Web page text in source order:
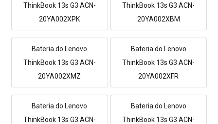
ThinkBook 13s G3 ACN-
20YA002XPK
ThinkBook 13s G3 ACN-
20YA002XBM
Bateria do Lenovo
ThinkBook 13s G3 ACN-
20YA002XMZ
Bateria do Lenovo
ThinkBook 13s G3 ACN-
20YA002XFR
Bateria do Lenovo
ThinkBook 13s G3 ACN-
Bateria do Lenovo
ThinkBook 13s G3 ACN-